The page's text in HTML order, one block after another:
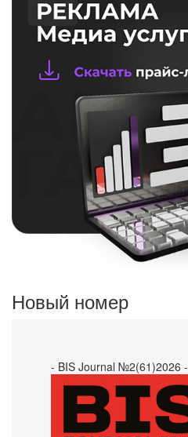
Новый номер
- BIS Journal №2(61)2026 -